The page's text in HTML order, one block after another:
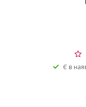
Є в